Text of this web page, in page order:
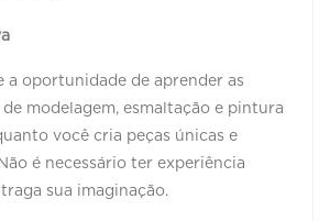
a oportunidade de aprender as
modelagem, esmaltação e pintura
você cria peças únicas e
é necessário ter experiência
sua imaginação.